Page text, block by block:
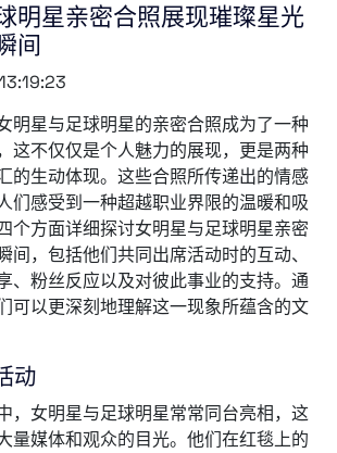
明星亲密合照展现璀璨星光
间
明星与足球明星的亲密合照成为了一种
这不仅仅是个人魅力的展现，更是两种
的生动体现。这些合照所传递出的情感
们感受到一种超越职业界限的温暖和吸
个方面详细探讨女明星与足球明星亲密
间，包括他们共同出席活动时的互动、
、粉丝反应以及对彼此事业的支持。通
可以更深刻地理解这一现象所蕴含的文
动
，女明星与足球明星常常同台亮相，这
量媒体和观众的目光。他们在红毯上的